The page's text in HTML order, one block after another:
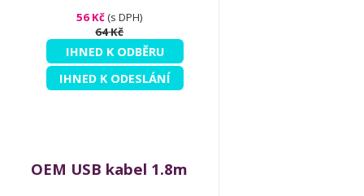
56 Kč(s DPH)
64 Kč
IHNED K ODBĚRU
IHNED K ODESLÁNÍ
OEM USB kabel 1.8m